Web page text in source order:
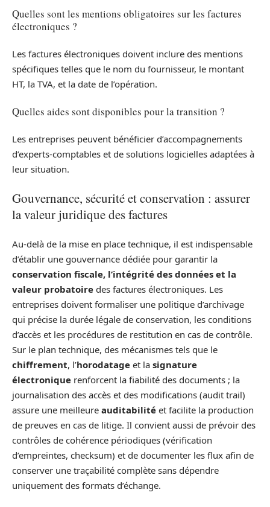
Quelles sont les mentions obligatoires sur les factures
électroniques ?
Les factures électroniques doivent inclure des mentions
spécifiques telles que le nom du fournisseur, le montant
HT, la TVA, et la date de l’opération.
Quelles aides sont disponibles pour la transition ?
Les entreprises peuvent bénéficier d’accompagnements
d’experts-comptables et de solutions logicielles adaptées à
leur situation.
Gouvernance, sécurité et conservation : assurer
la valeur juridique des factures
Au-delà de la mise en place technique, il est indispensable
d’établir une gouvernance dédiée pour garantir la
conservation fiscale, l’intégrité des données et la
valeur probatoire des factures électroniques. Les
entreprises doivent formaliser une politique d’archivage
qui précise la durée légale de conservation, les conditions
d’accès et les procédures de restitution en cas de contrôle.
Sur le plan technique, des mécanismes tels que le
chiffrement, l’horodatage et la signature
électronique renforcent la fiabilité des documents ; la
journalisation des accès et des modifications (audit trail)
assure une meilleure auditabilité et facilite la production
de preuves en cas de litige. Il convient aussi de prévoir des
contrôles de cohérence périodiques (vérification
d’empreintes, checksum) et de documenter les flux afin de
conserver une traçabilité complète sans dépendre
uniquement des formats d’échange.